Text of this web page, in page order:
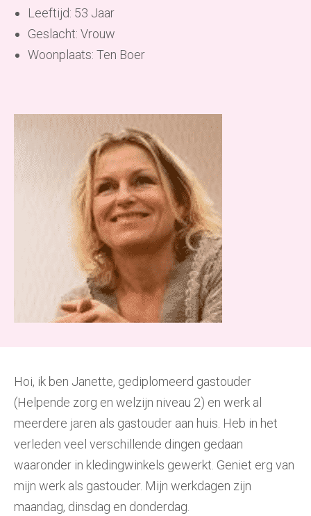
Leeftijd: 53 Jaar
Geslacht: Vrouw
Woonplaats: Ten Boer
Hoi, ik ben Janette, gediplomeerd gastouder
(Helpende zorg en welzijn niveau 2) en werk al
meerdere jaren als gastouder aan huis. Heb in het
verleden veel verschillende dingen gedaan
waaronder in kledingwinkels gewerkt. Geniet erg van
mijn werk als gastouder. Mijn werkdagen zijn
maandag, dinsdag en donderdag.